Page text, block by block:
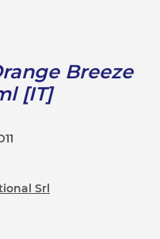
Breeze
[IT]
Srl